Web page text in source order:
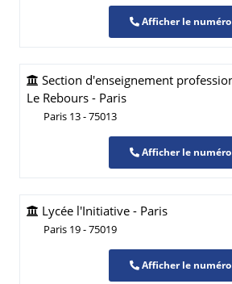
Afficher le numéro
Section d'enseignement
Le Rebours - Paris
Paris 13 - 75013
Afficher le numéro
Lycée l'Initiative - Paris
Paris 19 - 75019
Afficher le numéro